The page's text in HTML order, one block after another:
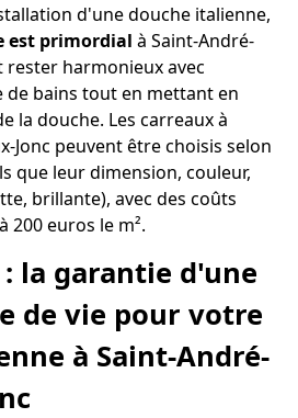
d'une douche italienne,
est primordial à Saint-André-
rester harmonieux avec
de bains tout en mettant en
la douche. Les carreaux à
Jonc peuvent être choisis selon
que leur dimension, couleur,
brillante), avec des coûts
200 euros le m².
la garantie d'une
de vie pour votre
à Saint-André-